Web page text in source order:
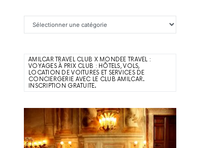
AMILCAR TRAVEL CLUB X MONDEE TRAVEL :
VOYAGES À PRIX CLUB : HÔTELS, VOLS,
LOCATION DE VOITURES ET SERVICES DE
CONCIERGERIE AVEC LE CLUB AMILCAR.
INSCRIPTION GRATUITE.